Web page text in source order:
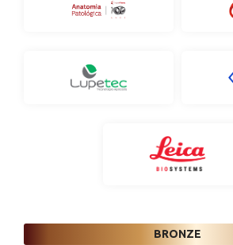
BRONZE